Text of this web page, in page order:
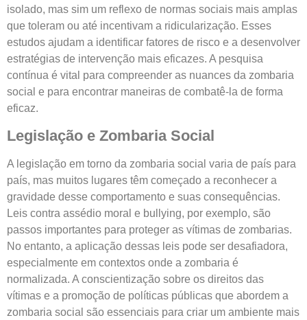
isolado, mas sim um reflexo de normas sociais mais amplas
que toleram ou até incentivam a ridicularização. Esses
estudos ajudam a identificar fatores de risco e a desenvolver
estratégias de intervenção mais eficazes. A pesquisa
contínua é vital para compreender as nuances da zombaria
social e para encontrar maneiras de combatê-la de forma
eficaz.
Legislação e Zombaria Social
A legislação em torno da zombaria social varia de país para
país, mas muitos lugares têm começado a reconhecer a
gravidade desse comportamento e suas consequências.
Leis contra assédio moral e bullying, por exemplo, são
passos importantes para proteger as vítimas de zombarias.
No entanto, a aplicação dessas leis pode ser desafiadora,
especialmente em contextos onde a zombaria é
normalizada. A conscientização sobre os direitos das
vítimas e a promoção de políticas públicas que abordem a
zombaria social são essenciais para criar um ambiente mais